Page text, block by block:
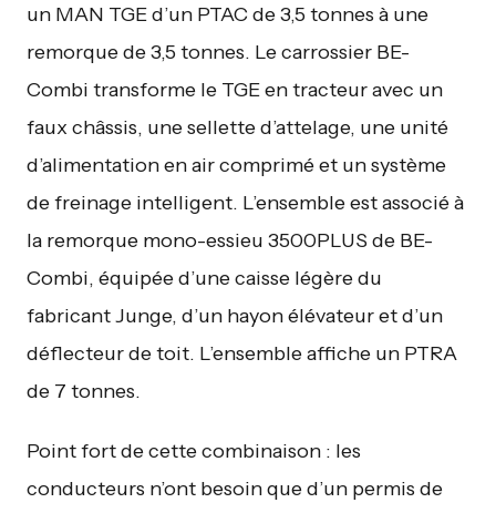
un MAN TGE d’un PTAC de 3,5 tonnes à une
remorque de 3,5 tonnes. Le carrossier BE-
Combi transforme le TGE en tracteur avec un
faux châssis, une sellette d’attelage, une unité
d’alimentation en air comprimé et un système
de freinage intelligent. L’ensemble est associé à
la remorque mono-essieu 3500PLUS de BE-
Combi, équipée d’une caisse légère du
fabricant Junge, d’un hayon élévateur et d’un
déflecteur de toit. L’ensemble affiche un PTRA
de 7 tonnes.
Point fort de cette combinaison : les
conducteurs n’ont besoin que d’un permis de